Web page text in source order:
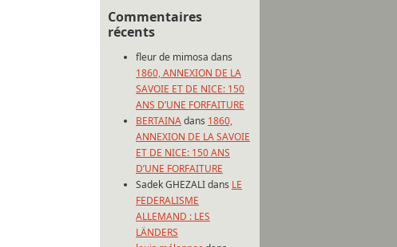
Commentaires
récents
fleur de mimosa dans
1860, ANNEXION DE LA
SAVOIE ET DE NICE: 150
ANS D’UNE FORFAITURE
BERTAINAdans 1860,
ANNEXION DE LA SAVOIE
ET DE NICE: 150 ANS
D’UNE FORFAITURE
Sadek GHEZALIdans LE
FEDERALISME
ALLEMAND : LES
LÄNDERS